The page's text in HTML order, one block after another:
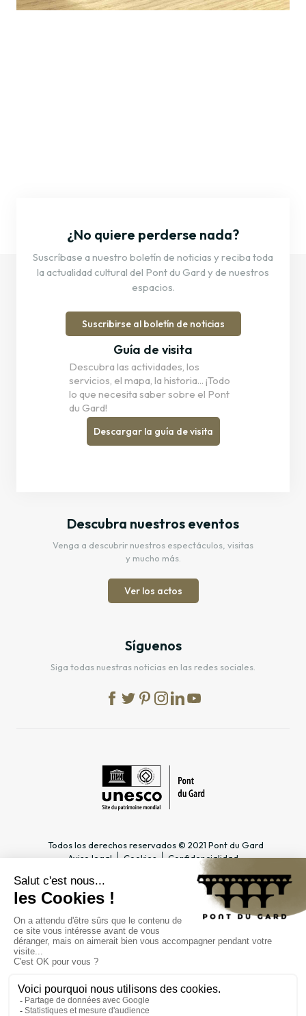
¿No quiere perderse nada?
Suscríbase a nuestro boletín de noticias y reciba toda
la actualidad cultural del Pont du Gard y de nuestros
espacios.
Suscribirse al boletín de noticias
Guía de visita
Descubra las actividades, los
servicios, el mapa, la historia... ¡Todo
lo que necesita saber sobre el Pont
du Gard!
Descargar la guía de visita
Descubra nuestros eventos
Venga a descubrir nuestros espectáculos, visitas
y mucho más.
Ver los actos
Síguenos
Siga todas nuestras noticias en las redes sociales.
Todos los derechos reservados © 2021 Pont du Gard
Aviso legal
Cookies Confidencialidad
INFORMACIÓN PRÁCTICA
Horario
Acceso
Precios y abonos
Contacto
ESPACIOS DEDICADOS
Profesional del turismo &
Docente & Escolar
EL ESTABLECIMIENTO
PÚBLICO